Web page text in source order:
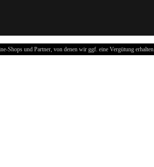
Shops und Partner, von denen wir ggf. eine Vergütung erhalten.